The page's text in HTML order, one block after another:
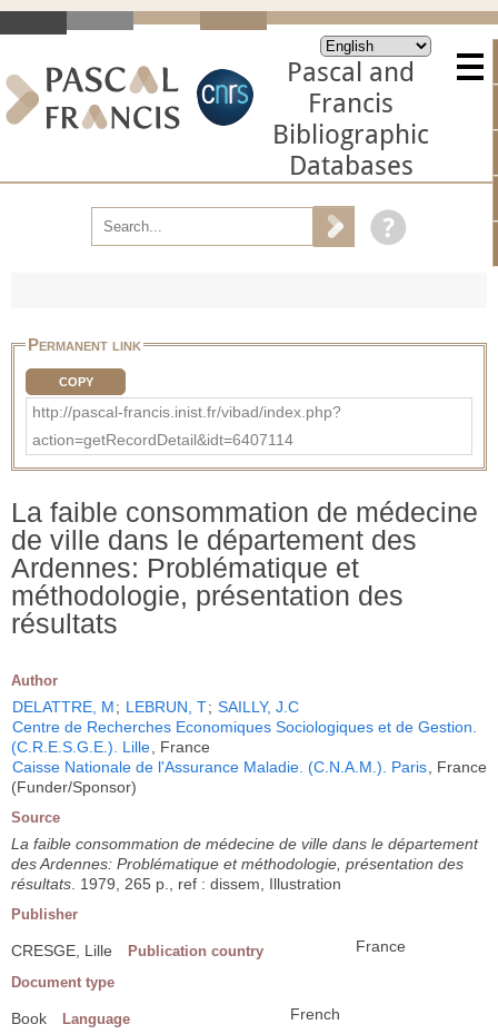
Pascal and
Francis
Bibliographic
Databases
Permanent link
COPY
http://pascal-francis.inist.fr/vibad/index.php?
action=getRecordDetail&idt=6407114
La faible consommation de médecine
de ville dans le département des
Ardennes: Problématique et
méthodologie, présentation des
résultats
Author
DELATTRE, M; LEBRUN, T; SAILLY, J.C
Centre de Recherches Economiques Sociologiques et de Gestion.
(C.R.E.S.G.E.). Lille , France
Caisse Nationale de l'Assurance Maladie. (C.N.A.M.). Paris , France
(Funder/Sponsor)
Source
La faible consommation de médecine de ville dans le département
des Ardennes: Problématique et méthodologie, présentation des
résultats . 1979, 265 p., ref : dissem, Illustration
Publisher
CRESGE, Lille Publication country France
Document type
Book Language French